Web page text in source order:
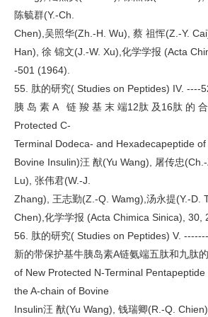
陈毓群(Y.-Ch.
Chen),吴照华(Zh.-H. Wu), 蔡 祖恽(Z.-Y.
Han), 徐 锦文(J.-W. Xu),化学学报 (Acta
-501 (1964).
55. 肽的研究( Studies on Peptides) IV. ----
胰 岛 素 A 链 羧 基 末 端12肽 及16肽 的
Protected C-
Terminal Dodeca- and Hexadecapeptide
Bovine Insulin)汪 猷(Yu Wang), 屠传忠
Lu), 张伟君(W.-J.
Zhang), 王志勤(Z.-Q. Wamg),汤永提(Y.-D.
Chen),化学学报 (Acta Chimica Sinica), 30,
56. 肽的研究( Studies on Peptides) V.
新的带保护基牛胰岛素A链氨端五肽和九肽
of New Protected N-Terminal
the A-chain of Bovine
Insulin汪 猷(Yu Wang), 钱瑞卿(R.-Q.